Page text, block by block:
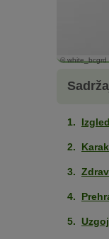
© white_bcgrd
Izgled
Uzgoj